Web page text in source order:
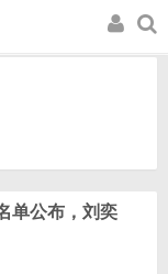
单公布，刘奕